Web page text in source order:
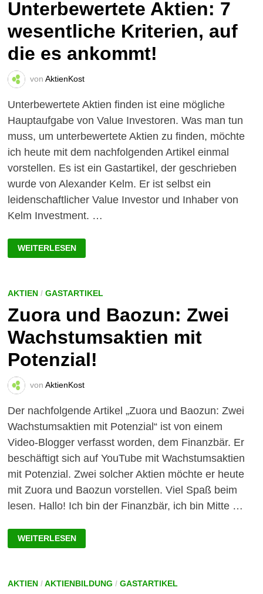
Unterbewertete Aktien: 7
wesentliche Kriterien, auf
die es ankommt!
von AktienKost
Unterbewertete Aktien finden ist eine mögliche
Hauptaufgabe von Value Investoren. Was man tun
muss, um unterbewertete Aktien zu finden, möchte
ich heute mit dem nachfolgenden Artikel einmal
vorstellen. Es ist ein Gastartikel, der geschrieben
wurde von Alexander Kelm. Er ist selbst ein
leidenschaftlicher Value Investor und Inhaber von
Kelm Investment. …
UNTERBEWERTETE
AKTIEN:
7
DIE
ANKOMMT!
WEITERLESEN
AKTIEN/ GASTARTIKEL
Zuora und Baozun: Zwei
Wachstumsaktien mit
Potenzial!
von AktienKost
Der nachfolgende Artikel „Zuora und Baozun: Zwei
Wachstumsaktien mit Potenzial“ ist von einem
Video-Blogger verfasst worden, dem Finanzbär. Er
beschäftigt sich auf YouTube mit Wachstumsaktien
mit Potenzial. Zwei solcher Aktien möchte er heute
mit Zuora und Baozun vorstellen. Viel Spaß beim
lesen. Hallo! Ich bin der Finanzbär, ich bin Mitte …
ZUORA
UND
BAOZUN:
POTENZIAL!
WEITERLESEN
AKTIEN/AKTIENBILDUNG / GASTARTIKEL